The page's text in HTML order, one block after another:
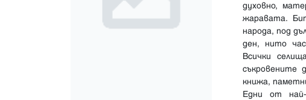
духовно,
жаравата.
народа, под
ден, нито
Всички
съкровените
книжа,
Едни от най-